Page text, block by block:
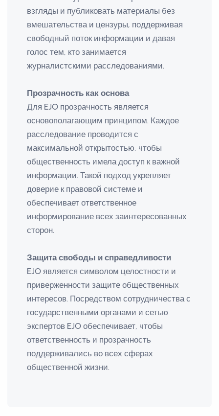
взгляды и публиковать материалы без
вмешательства и цензуры, поддерживая
свободный поток информации и давая
голос тем, кто занимается
журналистскими расследованиями.
Прозрачность как основа
Для EJO прозрачность является
основополагающим принципом. Каждое
расследование проводится с
максимальной открытостью, чтобы
общественность имела доступ к важной
информации. Такой подход укрепляет
доверие к правовой системе и
обеспечивает ответственное
информирование всех заинтересованных
сторон.
Защита свободы и справедливости
EJO является символом целостности и
приверженности защите общественных
интересов. Посредством сотрудничества с
государственными органами и сетью
экспертов EJO обеспечивает, чтобы
ответственность и прозрачность
поддерживались во всех сферах
общественной жизни.